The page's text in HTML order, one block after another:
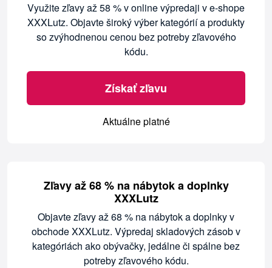
Využite zľavy až 58 % v online výpredaji v e-shope
XXXLutz. Objavte široký výber kategórií a produkty
so zvýhodnenou cenou bez potreby zľavového
kódu.
Získať zľavu
Aktuálne platné
Zľavy až 68 % na nábytok a doplnky
XXXLutz
Objavte zľavy až 68 % na nábytok a doplnky v
obchode XXXLutz. Výpredaj skladových zásob v
kategóriách ako obývačky, jedálne či spálne bez
potreby zľavového kódu.